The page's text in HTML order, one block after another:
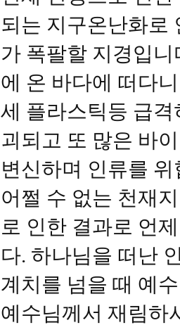
되는 지구온난화로
가 폭팔할 지경입
에 온 바다에 떠다
세 플라스틱등 급
괴되고 또 많은 바
변신하며 인류를
어쩔 수 없는 천재
로 인한 결과로 언
다. 하나님을 떠난
계치를 넘을 때 예
예수님께서 재림하